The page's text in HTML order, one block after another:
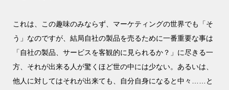
これは、この趣味のみならず、マーケティングの世界でも「そ
う」なのですが、結局自社の製品を売るために一番重要な事は
「自社の製品、サービスを客観的に見られるか？」に尽きる一
方、それが出来る人が驚くほど世の中には少ない。あるいは、
他人に対してはそれが出来ても、自分自身になると中々……と